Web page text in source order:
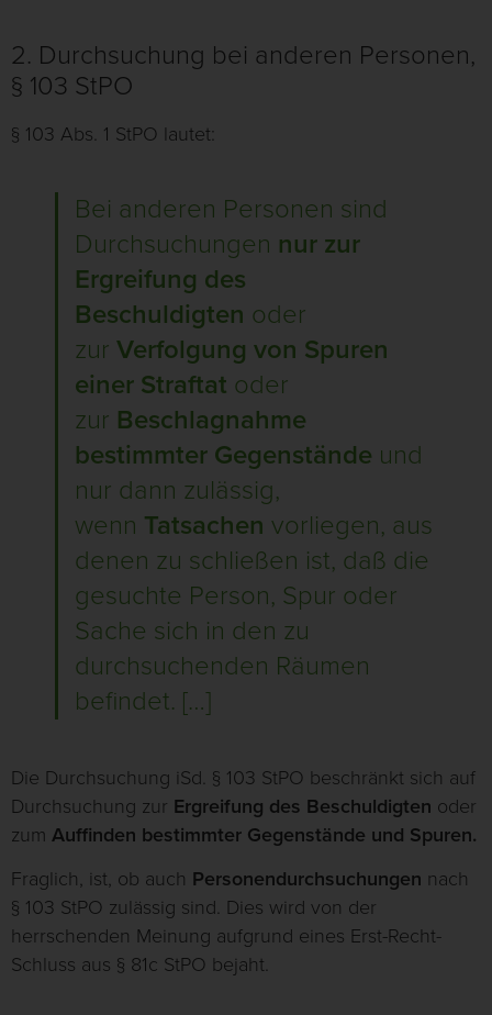
2. Durchsuchung bei anderen Personen,
§ 103 StPO
§ 103 Abs. 1 StPO lautet:
Bei anderen Personen sind
Durchsuchungen nur zur
Ergreifung des
Beschuldigten oder
zur Verfolgung von Spuren
einer Straftat oder
zur Beschlagnahme
bestimmter Gegenstände und
nur dann zulässig,
wenn Tatsachen vorliegen, aus
denen zu schließen ist, daß die
gesuchte Person, Spur oder
Sache sich in den zu
durchsuchenden Räumen
befindet. […]
Die Durchsuchung iSd. § 103 StPO beschränkt sich auf
Durchsuchung zur Ergreifung des Beschuldigten oder
zum Auffinden bestimmter Gegenstände und Spuren.
Fraglich, ist, ob auch Personendurchsuchungen nach
§ 103 StPO zulässig sind. Dies wird von der
herrschenden Meinung aufgrund eines Erst-Recht-
Schluss aus § 81c StPO bejaht.